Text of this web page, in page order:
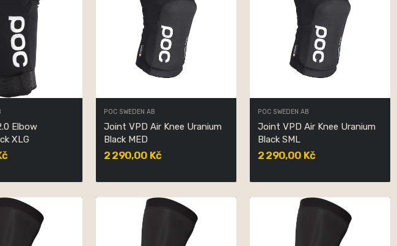
Elbow
XLG
POC SWEDEN AB
Joint VPD Air Knee Uranium
Black MED
2 290,00 Kč
POC SWEDEN AB
Joint VPD Air Knee Uranium
Black SML
2 290,00 Kč